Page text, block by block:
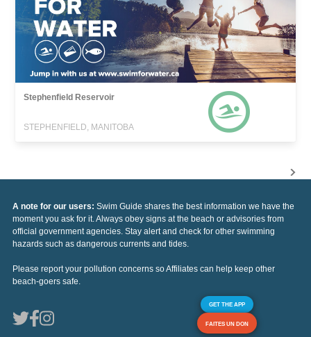
Stephenfield Reservoir
STEPHENFIELD, MANITOBA
A note for our users: Swim Guide shares the best information we have the
moment you ask for it. Always obey signs at the beach or advisories from
official government agencies. Stay alert and check for other swimming
hazards such as dangerous currents and tides.
Please report your pollution concerns so Affiliates can help keep other
beach-goers safe.
GET THE APP
FAITES UN DON